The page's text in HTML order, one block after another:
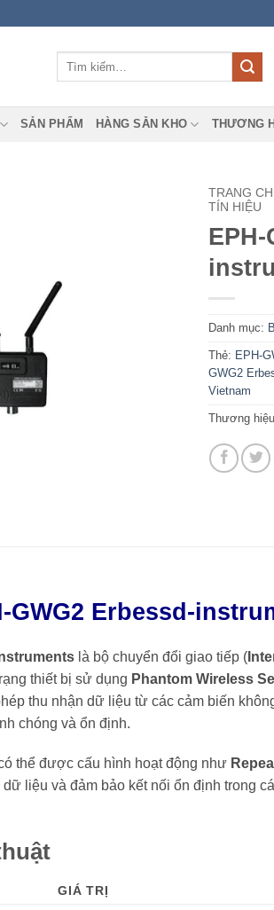
SẢN PHẨM HÀNG SẴN KHO THƯƠNG
TRANG
TÍN HIỆU
Danh mục:
Thẻ: EPH-
GWG2
Vietnam
Thương
GWG2 Erbessd-
là bộ chuyển đổi giao tiếp (
thiết bị sử dụng Phantom Wireless
thu nhận dữ liệu từ các cảm biến
chóng và ổn định.
thể được cấu hình hoạt động như
liệu và đảm bảo kết nối ổn định trong
GIÁ TRỊ